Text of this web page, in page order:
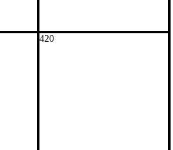
420